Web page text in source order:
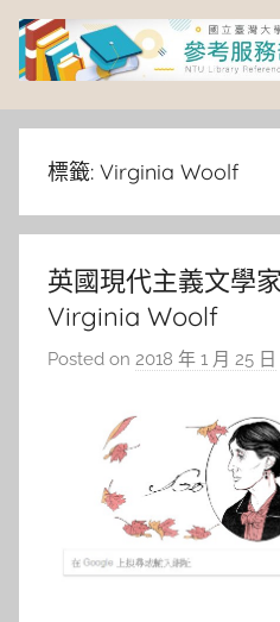
Skip
content
臺
灣
大
學
圖
標籤: Virginia Woolf
英國現代主義文學
Virginia Woolf
Posted on 2018 年 1 月 25 日